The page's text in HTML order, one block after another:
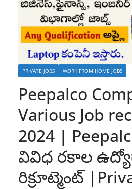
PRIVATE JOBS WORK FROM HOME JOBS
Peepalco
Various Job
2024 |
వివిధ రకాల
రిక్రూట్మెంట్